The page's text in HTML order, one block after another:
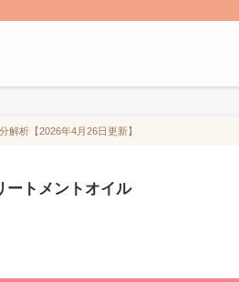
解析【2026年4月26日更新】
ートメントオイル